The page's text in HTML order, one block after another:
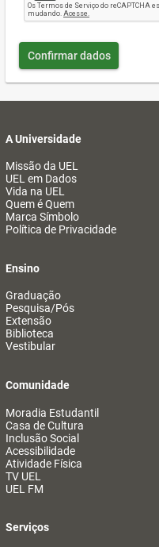
Confirmar dados
A Universidade
Missão da UEL
UEL em Dados
Vida na UEL
Quem é Quem
Marca Símbolo
Política de Privacidade
Ensino
Graduação
Pesquisa/Pós
Extensão
Biblioteca
Vestibular
Comunidade
Moradia Estudantil
Casa de Cultura
Inclusão Social
Acessibilidade
Atividade Física
TV UEL
UEL FM
Serviços